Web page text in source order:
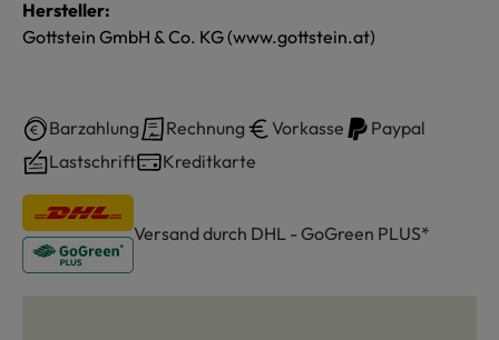
Hersteller:
Gottstein GmbH & Co. KG (www.gottstein.at)
Barzahlung Rechnung Vorkasse
Paypal
Lastschrift
Kreditkarte
Versand durch DHL - GoGreen PLUS*